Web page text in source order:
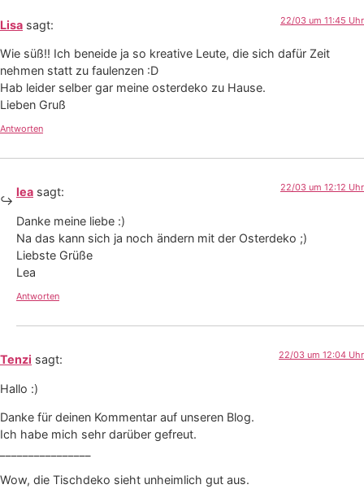
Lisa sagt: 22/03 um 11:45 Uhr
Wie süß!! Ich beneide ja so kreative Leute, die sich dafür Zeit
nehmen statt zu faulenzen :D
Hab leider selber gar meine osterdeko zu Hause.
Lieben Gruß
Antworten
lea sagt: 22/03 um 12:12 Uhr
Danke meine liebe :)
Na das kann sich ja noch ändern mit der Osterdeko ;)
Liebste Grüße
Lea
Antworten
Tenzi sagt: 22/03 um 12:04 Uhr
Hallo :)
Danke für deinen Kommentar auf unseren Blog.
Ich habe mich sehr darüber gefreut.
Wow, die Tischdeko sieht unheimlich gut aus.